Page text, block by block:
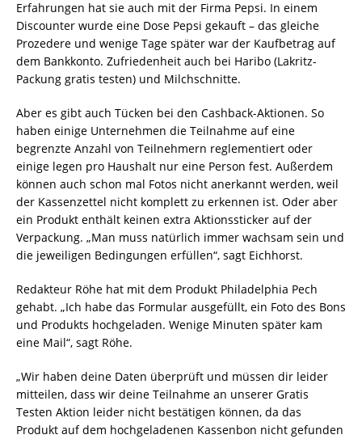
Erfahrungen hat sie auch mit der Firma Pepsi. In einem
Discounter wurde eine Dose Pepsi gekauft – das gleiche
Prozedere und wenige Tage später war der Kaufbetrag auf
dem Bankkonto. Zufriedenheit auch bei Haribo (Lakritz-
Packung gratis testen) und Milchschnitte.
Aber es gibt auch Tücken bei den Cashback-Aktionen. So
haben einige Unternehmen die Teilnahme auf eine
begrenzte Anzahl von Teilnehmern reglementiert oder
einige legen pro Haushalt nur eine Person fest. Außerdem
können auch schon mal Fotos nicht anerkannt werden, weil
der Kassenzettel nicht komplett zu erkennen ist. Oder aber
ein Produkt enthält keinen extra Aktionssticker auf der
Verpackung. „Man muss natürlich immer wachsam sein und
die jeweiligen Bedingungen erfüllen“, sagt Eichhorst.
Redakteur Röhe hat mit dem Produkt Philadelphia Pech
gehabt. „Ich habe das Formular ausgefüllt, ein Foto des Bons
und Produkts hochgeladen. Wenige Minuten später kam
eine Mail“, sagt Röhe.
„Wir haben deine Daten überprüft und müssen dir leider
mitteilen, dass wir deine Teilnahme an unserer Gratis
Testen Aktion leider nicht bestätigen können, da das
Produkt auf dem hochgeladenen Kassenbon nicht gefunden